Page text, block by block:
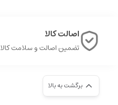
اصالت کالا
تضمین اصالت و سلامت کالا
برگشت به بالا